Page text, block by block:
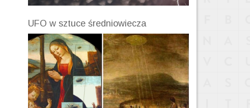
UFO w sztuce średniowiecza